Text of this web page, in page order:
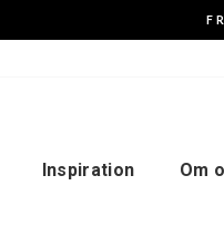
Inspiration Om